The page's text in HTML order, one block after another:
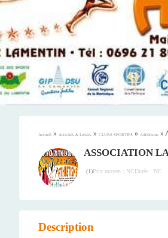
Accueil » Activités & Loisirs » CLUBS SPORTIFS » Athlétisme »
ASSOCIATION
(1)Prix moyen : NCDurée : NC
Description